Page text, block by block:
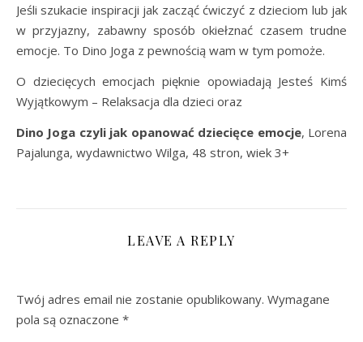
Jeśli szukacie inspiracji jak zacząć ćwiczyć z dzieciom lub jak
w przyjazny, zabawny sposób okiełznać czasem trudne
emocje. To Dino Joga z pewnością wam w tym pomoże.
O dziecięcych emocjach pięknie opowiadają Jesteś Kimś
Wyjątkowym – Relaksacja dla dzieci oraz
Dino Joga czyli jak opanować dziecięce emocje, Lorena
Pajalunga, wydawnictwo Wilga, 48 stron, wiek 3+
LEAVE A REPLY
Twój adres email nie zostanie opublikowany. Wymagane
pola są oznaczone *